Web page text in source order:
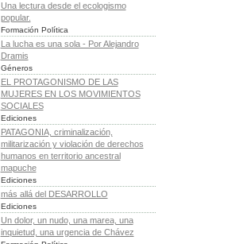
Una lectura desde el ecologismo
popular.
Formación Política
La lucha es una sola - Por Alejandro
Dramis
Géneros
EL PROTAGONISMO DE LAS
MUJERES EN LOS MOVIMIENTOS
SOCIALES
Ediciones
PATAGONIA, criminalización,
militarización y violación de derechos
humanos en territorio ancestral
mapuche
Ediciones
más allá del DESARROLLO
Ediciones
Un dolor, un nudo, una marea, una
inquietud, una urgencia de Chávez